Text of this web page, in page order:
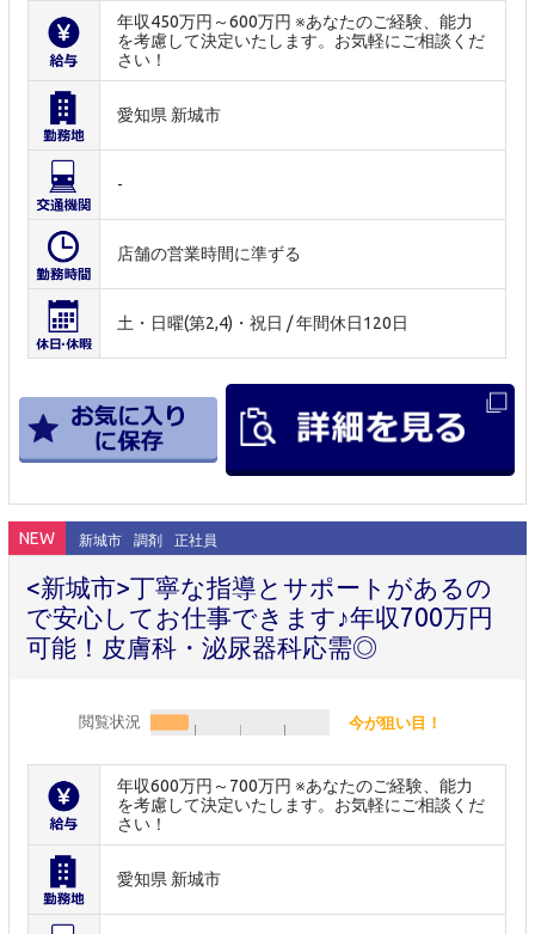
年収450万円～600万円 ※あなたのご経験、能力
を考慮して決定いたします。お気軽にご相談くだ
さい！
愛知県 新城市
-
店舗の営業時間に準ずる
土・日曜(第2,4)・祝日 / 年間休日120日
NEW 新城市 調剤 正社員
<新城市>丁寧な指導とサポートがあるの
で安心してお仕事できます♪年収700万円
可能！皮膚科・泌尿器科応需◎
閲覧状況 今が狙い目！
年収600万円～700万円 ※あなたのご経験、能力
を考慮して決定いたします。お気軽にご相談くだ
さい！
愛知県 新城市